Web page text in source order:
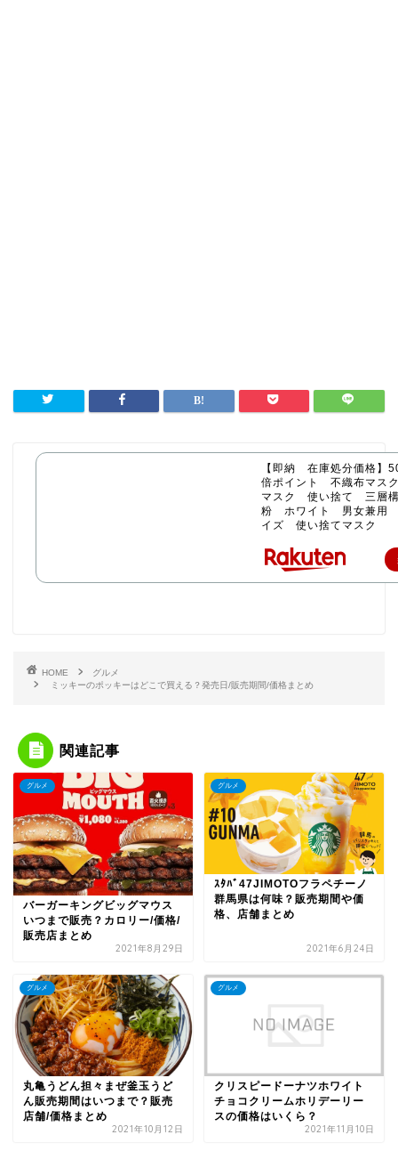
【即納 在庫処分価格
倍ポイント 不織布マ
マスク 使い捨て 三層
粉 ホワイト 男女兼用
イズ 使い捨てマスク
HOME
グルメ
ミッキーのポッキーはどこで買える？発売日/販売期間/価格まとめ
関連記事
グルメ
バーガーキングビッグマウス
いつまで販売？カロリー/価格/
販売店まとめ
2021年8月29日
グルメ
ｽﾀﾊﾞ47JIMOTOフラペチーノ
群馬県は何味？販売期間や価
格、店舗まとめ
2021年6月24日
グルメ
丸亀うどん担々まぜ釜玉うど
ん販売期間はいつまで？販売
店舗/価格まとめ
2021年10月12日
グルメ
クリスピードーナツホワイト
チョコクリームホリデーリー
スの価格はいくら？
2021年11月10日